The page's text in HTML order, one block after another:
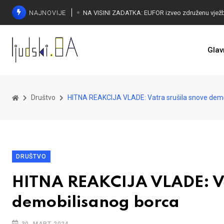
NAJNOVIJE
Društvo HITNA REAKCIJA VLADE: Vatra srušila snove
DRUŠTVO
HITNA REAKCIJA VLADE:
demobilisanog borca